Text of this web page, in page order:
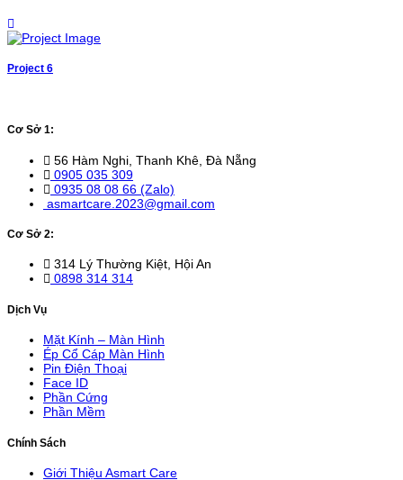
Project 6
Cơ Sở 1:
56 Hàm Nghi, Thanh Khê, Đà Nẵng
0905 035 309
0935 08 08 66 (Zalo)
asmartcare.2023@gmail.com
Cơ Sở 2:
314 Lý Thường Kiệt, Hội An
0898 314 314
Dịch Vụ
Mặt Kính – Màn Hình
Ép Cổ Cáp Màn Hình
Pin Điện Thoại
Face ID
Phần Cứng
Phần Mềm
Chính Sách
Giới Thiệu Asmart Care